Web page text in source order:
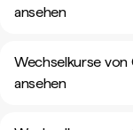
ansehen
Wechselkurse von
ansehen